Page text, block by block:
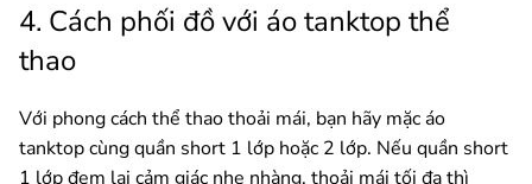
4. Cách phối đồ với áo tanktop thể
thao
Với phong cách thể thao thoải mái, bạn hãy mặc áo
tanktop cùng quần short 1 lớp hoặc 2 lớp. Nếu quần short
1 lớp đem lại cảm giác nhẹ nhàng, thoải mái tối đa thì